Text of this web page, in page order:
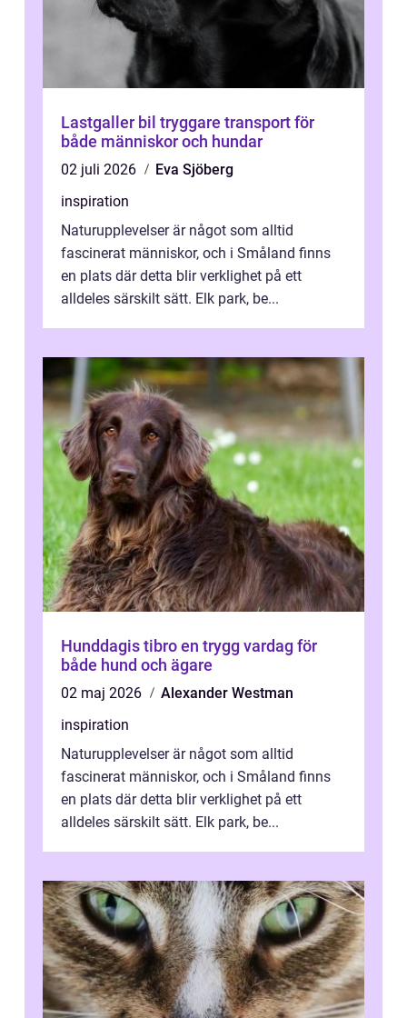
Lastgaller bil tryggare transport för
både människor och hundar
02 juli 2026
Eva Sjöberg
inspiration
Naturupplevelser är något som alltid
fascinerat människor, och i Småland finns
en plats där detta blir verklighet på ett
alldeles särskilt sätt. Elk park, be...
Hunddagis tibro en trygg vardag för
både hund och ägare
02 maj 2026
Alexander Westman
inspiration
Naturupplevelser är något som alltid
fascinerat människor, och i Småland finns
en plats där detta blir verklighet på ett
alldeles särskilt sätt. Elk park, be...